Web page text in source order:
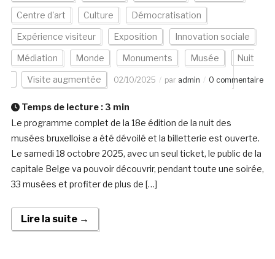
Centre d'art Culture Démocratisation
Expérience visiteur Exposition Innovation sociale
Médiation Monde Monuments Musée Nuit
Visite augmentée 02/10/2025 par admin 0 commentaire
Temps de lecture : 3 min
Le programme complet de la 18e édition de la nuit des
musées bruxelloise a été dévoilé et la billetterie est ouverte.
Le samedi 18 octobre 2025, avec un seul ticket, le public de la
capitale Belge va pouvoir découvrir, pendant toute une soirée,
33 musées et profiter de plus de […]
Lire la suite →